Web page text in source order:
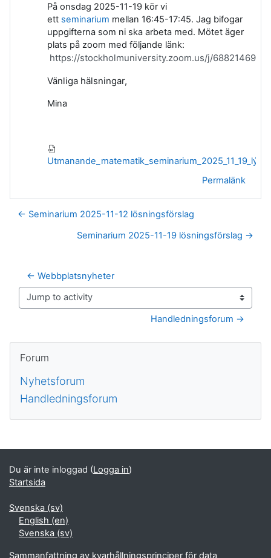
På onsdag 2025-11-19 kör vi
ett seminarium mellan 16:45-17:45. Jag bifogar
uppgifterna som ni ska arbeta med. Mötet äger
plats på zoom med följande länk:
https://stockholmuniversity.zoom.us/j/
Vänliga hälsningar,
Mina
Permalänk
← Seminarium 2025-11-12 lösningsförslag
Seminarium 2025-11-19 lösningsförslag →
← Webbplatsnyheter
Jump to activity
Handledningsforum →
Block
Forum
Nyhetsforum
Handledningsforum
Kompletterande block
Du är inte inloggad (Logga in)
Startsida
Svenska ‎(sv)‎
English ‎(en)‎
Svenska ‎(sv)‎
Sammanfattning av kvarhållningsprinciper för data